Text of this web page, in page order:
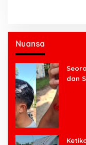
Nuansa
dan